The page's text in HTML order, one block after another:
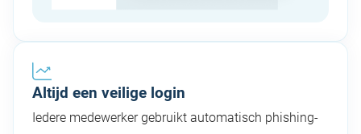
Altijd een veilige login
Iedere medewerker gebruikt automatisch phishing-